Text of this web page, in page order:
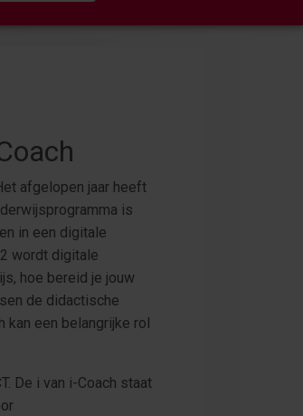
afgelopen jaar heeft
is
in een digitale
wordt digitale
hoe bereid je jouw
de didactische
kan een belangrijke rol
De i van i-Coach staat